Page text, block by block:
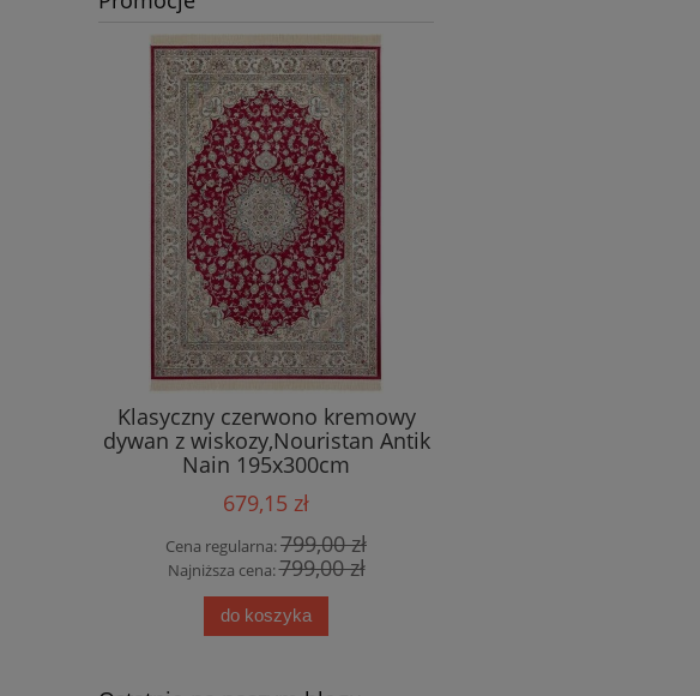
Klasyczny czerwono kremowy
dywan z wiskozy,Nouristan Antik
Nain 195x300cm
679,15 zł
Cena regularna:799,00 zł
Najniższa cena:799,00 zł
do koszyka